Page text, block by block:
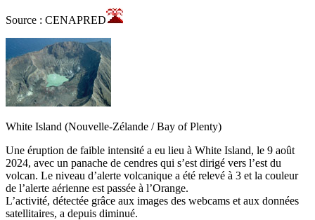
Source : CENAPRED
White Island (Nouvelle-Zélande / Bay of Plenty)
Une éruption de faible intensité a eu lieu à White Island, le 9 août
2024, avec un panache de cendres qui s’est dirigé vers l’est du
volcan. Le niveau d’alerte volcanique a été relevé à 3 et la couleur
de l’alerte aérienne est passée à l’Orange.
L’activité, détectée grâce aux images des webcams et aux données
satellitaires, a depuis diminué.